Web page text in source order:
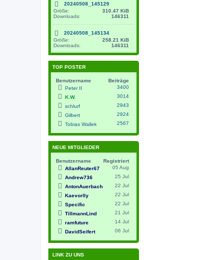
20240508_145129
Größe:
310.47 KiB
Downloads:
146311
20240508_145134
Größe:
258.21 KiB
Downloads:
146311
TOP POSTER
Benutzername
Beiträge
Peter II
3400
K.W.
3014
schlurf
2943
Gilbert
2924
Tobias Wallek
2567
NEUE MITGLIEDER
Benutzername
Registriert
AllanReuter67
05 Aug
Andrew736
25 Jul
AntonAuerbach
22 Jul
Kaevorlly
22 Jul
Specific
22 Jul
TillmannLind
21 Jul
ramfuture
14 Jul
DavidSeifert
06 Jul
LINK ZU UNS